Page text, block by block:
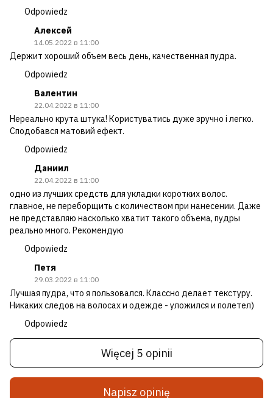
Odpowiedz
Алексей
14.05.2022 в 11:00
Держит хороший объем весь день, качественная пудра.
Odpowiedz
Валентин
22.04.2022 в 11:00
Нереально крута штука! Користуватись дуже зручно і легко.
Сподобався матовий ефект.
Odpowiedz
Даниил
22.04.2022 в 11:00
одно из лучших средств для укладки коротких волос.
главное, не переборщить с количеством при нанесении. Даже
не представляю насколько хватит такого объема, пудры
реально много. Рекомендую
Odpowiedz
Петя
29.03.2022 в 11:00
Лучшая пудра, что я пользовался. Классно делает текстуру.
Никаких следов на волосах и одежде - уложился и полетел)
Odpowiedz
Więcej 5 opinii
Napisz opinię